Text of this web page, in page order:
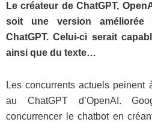
Le créateur de ChatGPT,
soit une version améliorée
ChatGPT. Celui-ci serait
ainsi que du texte…
Les concurrents actuels peinent
au ChatGPT d’OpenAI.
concurrencer le chatbot en